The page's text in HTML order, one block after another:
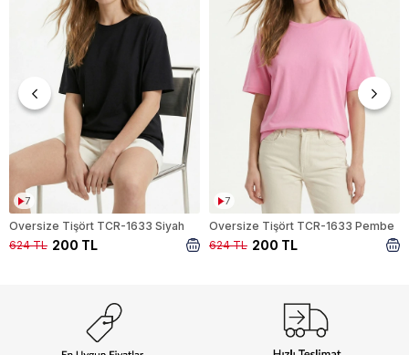
7
Oversize Tişört TCR-1633 Siyah
200 TL
624 TL
7
Oversize Tişört TCR-1633 Pembe
200 TL
624 TL